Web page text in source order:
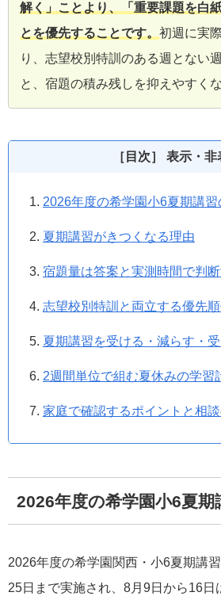
解く」ことより、「重要課題を白
とを優先することです。 初週に実
り、志望校別特訓のある週とない
と、宿題の積み残しを抑えやすくな
［目次］ 表示・非
2026年度の希学園小6夏期講習
夏期講習がきつくなる理由
宿題量は答案と実測時間で判
志望校別特訓と両立する優先
夏期講習を受ける・減らす・
2週間単位で組む夏休みの学習
家庭で確認するポイントと相
2026年度の希学園小6夏期
2026年度の希学園関西・小6夏期講
25日まで実施され、8月9日から16日